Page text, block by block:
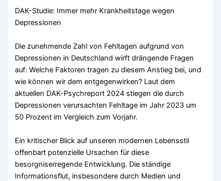
DAK-Studie: Immer mehr Krankheitstage wegen
Depressionen
Die zunehmende Zahl von Fehltagen aufgrund von
Depressionen in Deutschland wirft drängende Fragen
auf: Welche Faktoren tragen zu diesem Anstieg bei, und
wie können wir dem entgegenwirken? Laut dem
aktuellen DAK-Psychreport 2024 stiegen die durch
Depressionen verursachten Fehltage im Jahr 2023 um
50 Prozent im Vergleich zum Vorjahr.
Ein kritischer Blick auf unseren modernen Lebensstil
offenbart potenzielle Ursachen für diese
besorgniserregende Entwicklung. Die ständige
Informationsflut, insbesondere durch Medien und